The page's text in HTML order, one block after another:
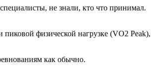
не знали, кто что принимал.
физической нагрузке (VO2 Peak),
как обычно.